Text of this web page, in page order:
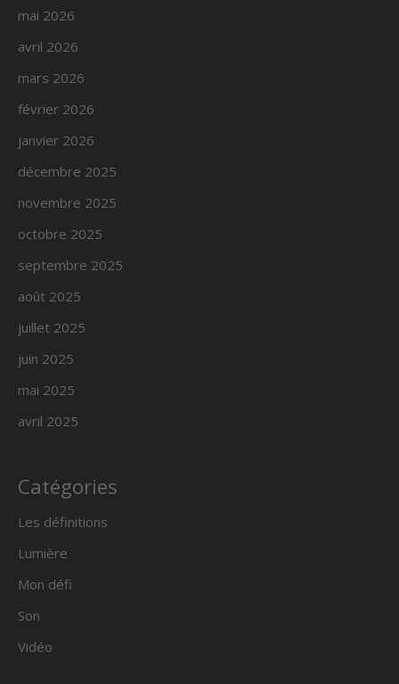
mai 2026
avril 2026
mars 2026
février 2026
janvier 2026
décembre 2025
novembre 2025
octobre 2025
septembre 2025
août 2025
juillet 2025
juin 2025
mai 2025
avril 2025
Catégories
Les définitions
Lumière
Mon défi
Son
Vidéo